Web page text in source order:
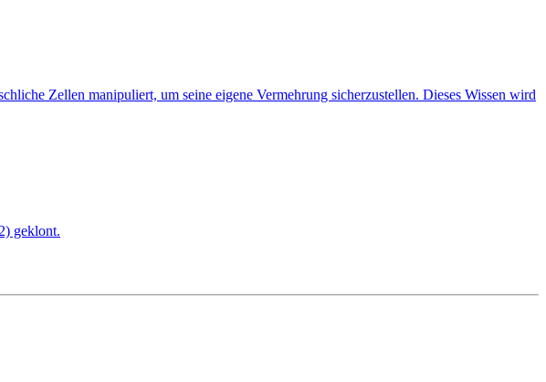
Zellen manipuliert, um seine eigene Vermehrung sicherzustellen. Dieses Wissen wird
geklont.